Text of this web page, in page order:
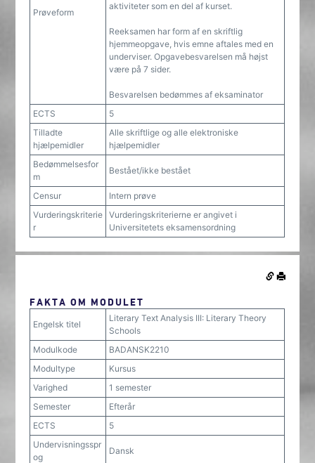
Prøveform
aktiviteter som en del af kurset.
Reeksamen har form af en skriftlig
hjemmeopgave, hvis emne aftales med en
underviser. Opgavebesvarelsen må højst
være på 7 sider.
Besvarelsen bedømmes af eksaminator
ECTS
5
Tilladte
hjælpemidler
Alle skriftlige og alle elektroniske
hjælpemidler
Bedømmelsesfor
m
Bestået/ikke bestået
Censur
Intern prøve
Vurderingskriterie
r
Vurderingskriterierne er angivet i
Universitetets eksamensordning
FAKTA OM MODULET
Engelsk titel
Literary Text Analysis III: Literary Theory
Schools
Modulkode
BADANSK2210
Modultype
Kursus
Varighed
1 semester
Semester
Efterår
ECTS
5
Undervisningsspr
og
Dansk